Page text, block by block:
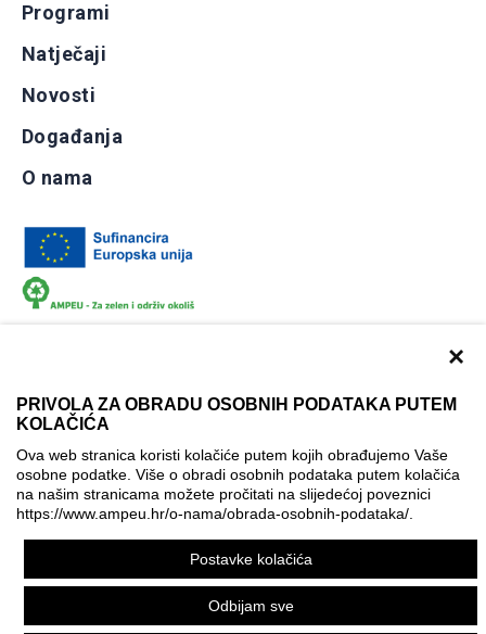
×
PRIVOLA ZA OBRADU OSOBNIH PODATAKA PUTEM
KOLAČIĆA
Ova web stranica koristi kolačiće putem kojih obrađujemo Vaše
osobne podatke. Više o obradi osobnih podataka putem kolačića
na našim stranicama možete pročitati na slijedećoj poveznici
https://www.ampeu.hr/o-nama/obrada-osobnih-podataka/
Postavke kolačića
Odbijam sve
Programi
Natječaji
Novosti
Događanja
O nama
Izjava o pristupačnosti
Politika korištenja kolačića
Postavke kolačića
Ova mrežna stranica je ostvarena uz financijsku potporu
Europske komisije. Ona izražava isključivo stajalište autora
mrežne stranice i Komisija se ne može smatrati odgovornom